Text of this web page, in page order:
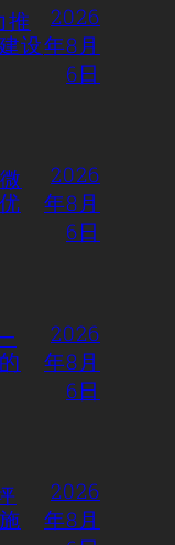
推
设
2026
年8月
6日
2026
年8月
6日
2026
年8月
6日
2026
年8月